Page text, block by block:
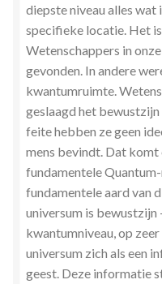
diepste niveau alles
specifieke locatie. Het
Wetenschappers in
gevonden. In andere
kwantumruimte.
geslaagd het bewustzijn
feite hebben ze geen
mens bevindt. Dat
fundamentele
fundamentele aard van
universum is bewustzijn
kwantumniveau, op
universum zich als een
geest. Deze informatie